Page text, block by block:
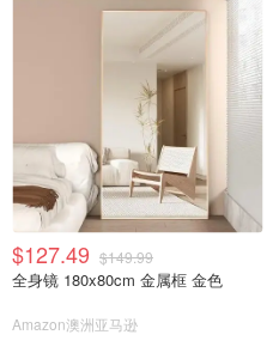
$127.49 $149.99
全身镜 180x80cm 金属框 金色
Amazon澳洲亚马逊